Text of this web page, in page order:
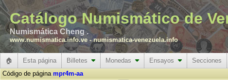
Catálogo Numismático de
Numismática Cheng .
www.numismatica.info.ve -numismatica-venezuela.info
🏠 Esta página Billetes Monedas Ensayos
Secciones
Código de página mpr4m-aa